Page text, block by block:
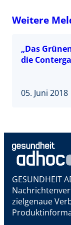
Weitere
„Das
die
05. Juni 2018
GESUNDHEIT
zielgenaue